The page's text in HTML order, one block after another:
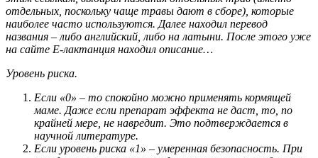
отдельных, поскольку чаще травы дают в сборе), которые
наиболее часто используются. Далее находил перевод
названия – либо английский, либо на латыни. После этого уже
на сайте E-лактанция находил описание…
Уровень риска.
Если «0» – то спокойно можно применять кормящей
маме. Даже если препарат эффекта не даст, то, по
крайней мере, не навредит. Это подтверждается в
научной литературе.
Если уровень риска «1» – умеренная безопасность. При